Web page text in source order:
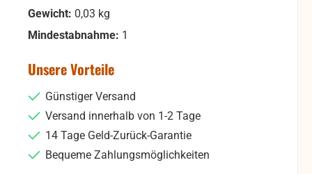
Gewicht: 0,03 kg
Mindestabnahme: 1
Unsere Vorteile
Günstiger Versand
Versand innerhalb von 1-2 Tage
14 Tage Geld-Zurück-Garantie
Bequeme Zahlungsmöglichkeiten